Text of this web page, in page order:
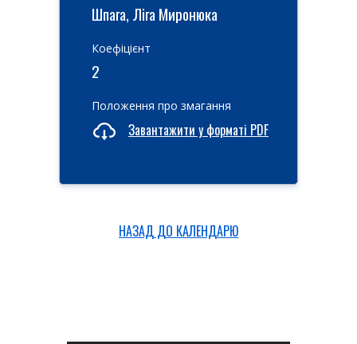
Шпага, Ліга Миронюка
Коефіцієнт
2
Положення про змагання
Завантажити у форматі PDF
НАЗАД ДО КАЛЕНДАРЮ